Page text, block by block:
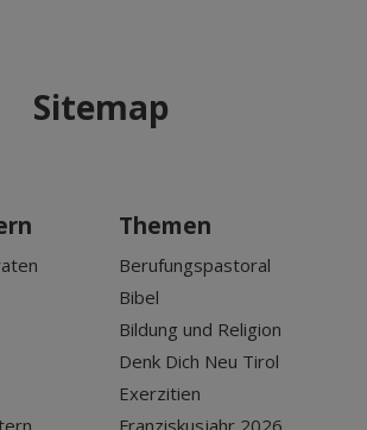
Sitemap
Themen
Berufungspastoral
Bibel
Bildung und Religion
Denk Dich Neu Tirol
Exerzitien
Franziskusjahr 2026